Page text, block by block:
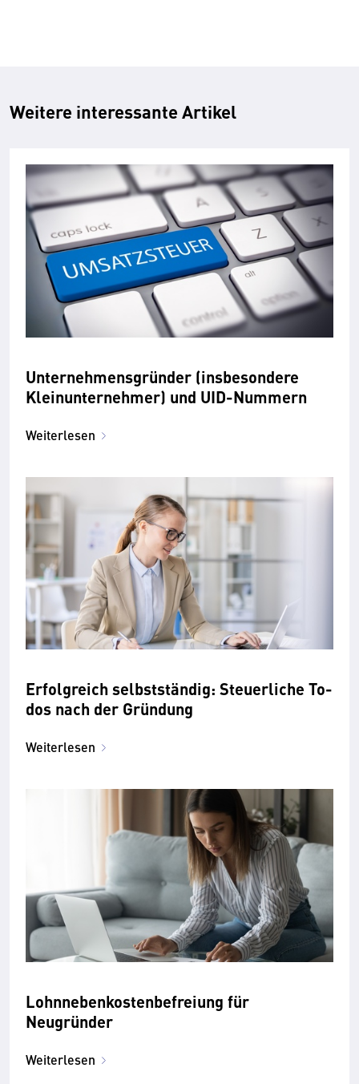
Weitere interessante Artikel
Unternehmensgründer (insbesondere
Kleinunternehmer) und UID-Nummern
Weiterlesen
Erfolgreich selbstständig: Steuerliche To-
dos nach der Gründung
Weiterlesen
Lohnnebenkostenbefreiung für
Neugründer
Weiterlesen